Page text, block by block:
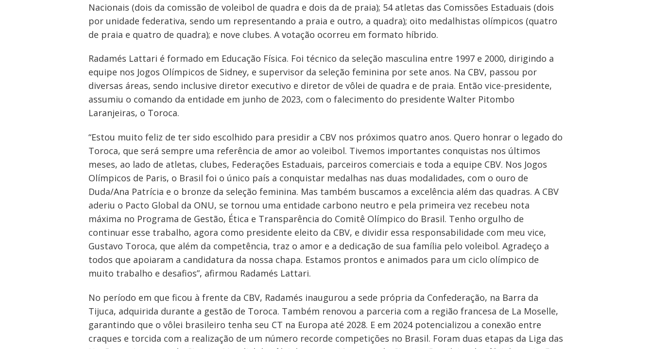
Nacionais (dois da comissão de voleibol de quadra e dois da de praia); 54 atletas das Comissões Estaduais (dois
por unidade federativa, sendo um representando a praia e outro, a quadra); oito medalhistas olímpicos (quatro
de praia e quatro de quadra); e nove clubes. A votação ocorreu em formato híbrido.
Radamés Lattari é formado em Educação Física. Foi técnico da seleção masculina entre 1997 e 2000, dirigindo a
equipe nos Jogos Olímpicos de Sidney, e supervisor da seleção feminina por sete anos. Na CBV, passou por
diversas áreas, sendo inclusive diretor executivo e diretor de vôlei de quadra e de praia. Então vice-presidente,
assumiu o comando da entidade em junho de 2023, com o falecimento do presidente Walter Pitombo
Laranjeiras, o Toroca.
“Estou muito feliz de ter sido escolhido para presidir a CBV nos próximos quatro anos. Quero honrar o legado do
Toroca, que será sempre uma referência de amor ao voleibol. Tivemos importantes conquistas nos últimos
meses, ao lado de atletas, clubes, Federações Estaduais, parceiros comerciais e toda a equipe CBV. Nos Jogos
Olímpicos de Paris, o Brasil foi o único país a conquistar medalhas nas duas modalidades, com o ouro de
Duda/Ana Patrícia e o bronze da seleção feminina. Mas também buscamos a excelência além das quadras. A CBV
aderiu o Pacto Global da ONU, se tornou uma entidade carbono neutro e pela primeira vez recebeu nota
máxima no Programa de Gestão, Ética e Transparência do Comitê Olímpico do Brasil. Tenho orgulho de
continuar esse trabalho, agora como presidente eleito da CBV, e dividir essa responsabilidade com meu vice,
Gustavo Toroca, que além da competência, traz o amor e a dedicação de sua família pelo voleibol. Agradeço a
todos que apoiaram a candidatura da nossa chapa. Estamos prontos e animados para um ciclo olímpico de
muito trabalho e desafios”, afirmou Radamés Lattari.
No período em que ficou à frente da CBV, Radamés inaugurou a sede própria da Confederação, na Barra da
Tijuca, adquirida durante a gestão de Toroca. Também renovou a parceria com a região francesa de La Moselle,
garantindo que o vôlei brasileiro tenha seu CT na Europa até 2028. E em 2024 potencializou a conexão entre
craques e torcida com a realização de um número recorde competições no Brasil. Foram duas etapas da Liga das